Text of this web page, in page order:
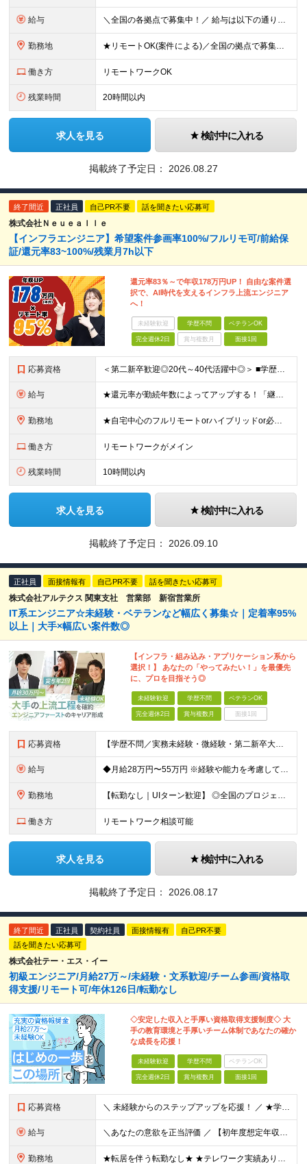
給与 ＼全国の各拠点で募集中！／ 給与は以下の通り、勤務地により異なります。 札幌：月給23万円～27万円 仙台：月給22万円～26万円 新潟：月給22万円～26万円 東京：月給26万円～30万円 大阪：
勤務地 ★リモートOK(案件による)／全国の拠点で募集中！ 北海道、宮城県、新潟県、東京都、大阪府、福岡県、沖縄県にある各拠点 ※様々な企業の現場で、当社プロジェクトに加わり業務を行っていただきます。 ※希望
働き方 リモートワークOK
残業時間 20時間以内
求人を見る 検討中に入れる
掲載終了予定日： 2026.08.27
終了間近 正社員 自己PR不要 話を聞きたい応募可
株式会社Ｎｅｕｅａｌｌｅ
【インフラエンジニア】希望案件参画率100%/フルリモ可/前給保
証/還元率83~100%/残業月7h以下
還元率83％～で年収178万円UP！ 自由な案件選
択で、AI時代を支えるインフラ上流エンジニア
へ！
未経験歓迎 学歴不問 ベテランOK
完全週休2日 賞与複数月 面接1回
応募資格 ＜第二新卒歓迎◎20代～40代活躍中◎＞ ■学歴不問 ■エンジニアとしての実務経験が1年以上ある方 └「運用保守工程しか経験がない」という方も大歓迎！ ★Web面談1回のみ！最短で即日内定も可能★
給与 ★還元率が勤続年数によってアップする！「継続アップ還元」制度スタート！ エンジニアが適正な報酬を受け取れる社会を作ることが当社のモットー。 勤続年数によって、さらに還元率がアップする「継続アップ還元」
勤務地 ★自宅中心のフルリモートorハイブリッドor必要に応じてオフィス出勤も選択可能 ★全国対応・希望エリアのクライアント先または自宅で勤務OK ★帰社日なし 【首都圏】東京・埼玉・千葉・神奈川 【関西】
働き方 リモートワークがメイン
残業時間 10時間以内
求人を見る 検討中に入れる
掲載終了予定日： 2026.09.10
正社員 面接情報有 自己PR不要 話を聞きたい応募可
株式会社アルテクス 関東支社 営業部 新宿営業所
IT系エンジニア☆未経験・ベテランなど幅広く募集☆｜定着率95%
以上｜大手×幅広い案件数◎
【インフラ・組み込み・アプリケーション系から
選択！】 あなたの「やってみたい！」を最優先
に、プロを目指そう◎
未経験歓迎 学歴不問 ベテランOK
完全週休2日 賞与複数月 面接1回
応募資格 【学歴不問／実務未経験・微経験・第二新卒大歓迎！】 ★年齢不問！40〜50代のベテラン層の採用・活躍実績も多数あります。1〜2年程度でも構築の経験があれば即戦力として評価します！ 【求める経験・スキ
給与 ◆月給28万円〜55万円 ※経験や能力を考慮して優遇します ※残業代は別途全額支給します ※試用期間3ヶ月（期間中も待遇・条件に差異はございません）
勤務地 【転勤なし｜UIターン歓迎】 ◎全国のプロジェクト先へ配属 ※配属先は希望を考慮します ※お任せする業務の状況により転居を伴う就業の可能性はありますが、その際は希望を考慮します ◆本社 福岡県
働き方 リモートワーク相談可能
求人を見る 検討中に入れる
掲載終了予定日： 2026.08.17
終了間近 正社員 契約社員 面接情報有
自己PR不要
話を聞きたい応募可
株式会社テー・エス・イー
初級エンジニア/月給27万～/未経験・文系歓迎/チーム参画/資格取
得支援/リモート可/年休126日/転勤なし
◇安定した収入と手厚い資格取得支援制度◇ 大
手の教育環境と手厚いチーム体制であなたの確か
な成長を応援！
未経験歓迎 学歴不問 ベテランOK
完全週休2日 賞与複数月 面接1回
応募資格 ＼ 未経験からのステップアップを応援！ ／ ★学歴・経験不問（職種・業種未経験、第二新卒歓迎！） ★「一生モノのスキルを身につけたい」「市場価値を高めたい」という意欲を重視！ ┗マニュアル完備の運用監
給与 ＼あなたの意欲を正当評価 ／ 【初年度想定年収350万円～420万円】 月給27万円～30万円 ※契約社員の場合、入社後3年間は有期契約となります。 その後3年経過後に無期転換となります。 そ
勤務地 ★転居を伴う転勤なし★ ★テレワーク実績あり★ 『地元で腰を据えて働きたい』『通勤しやすいエリアで働きたい』という希望に、 NECグループを中心とした長期安定プロジェクトの中から、 あなたの適性やご